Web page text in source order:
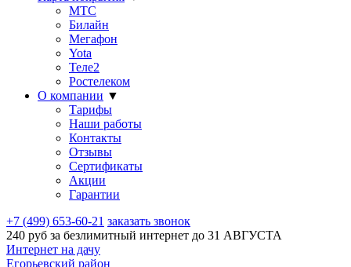
МТС
Билайн
Мегафон
Yota
Теле2
Ростелеком
О компании ▼
Тарифы
Наши работы
Контакты
Отзывы
Сертификаты
Акции
Гарантии
+7 (499) 653-60-21 заказать звонок
240 руб за безлимитный интернет до 31 АВГУСТА
Интернет на дачу
Егорьевский район